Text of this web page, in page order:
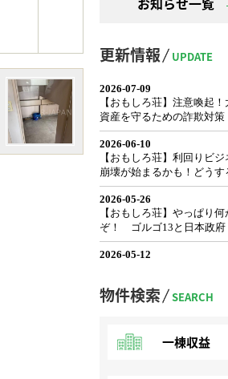
更新情報 UPDATE
物件検索 SEARCH
一棟収益